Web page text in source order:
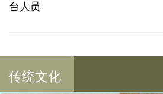
台人员
传统文化